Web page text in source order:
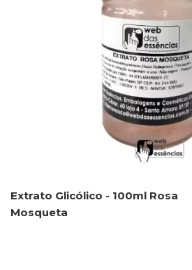
Extrato Glicólico - 100ml Rosa
Mosqueta